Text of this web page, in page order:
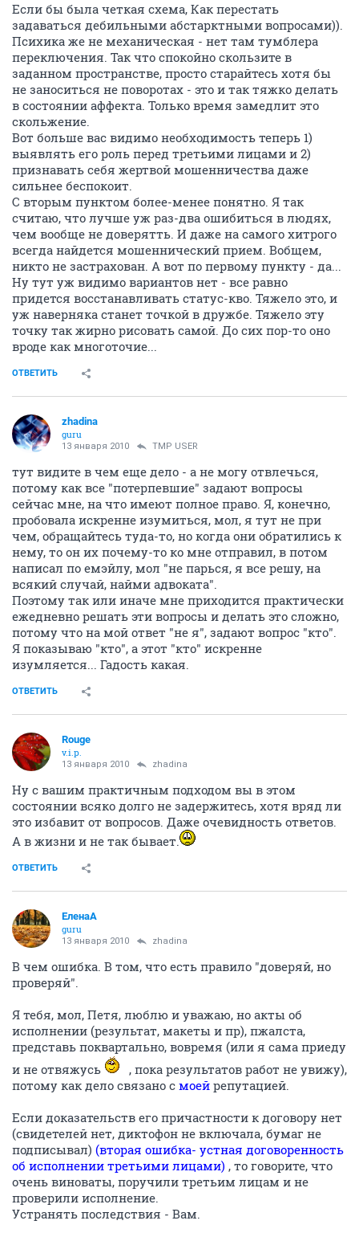
Если бы была четкая схема, Как перестать
задаваться дебильными абстарктными вопросами)).
Психика же не механическая - нет там тумблера
переключения. Так что спокойно скользите в
заданном пространстве, просто старайтесь хотя бы
не заноситься не поворотах - это и так тяжко делать
в состоянии аффекта. Только время замедлит это
скольжение.
Вот больше вас видимо необходимость теперь 1)
выявлять его роль перед третьими лицами и 2)
признавать себя жертвой мошенничества даже
сильнее беспокоит.
С вторым пунктом более-менее понятно. Я так
считаю, что лучше уж раз-два ошибиться в людях,
чем вообще не доверятть. И даже на самого хитрого
всегда найдется мошеннический прием. Вобщем,
никто не застрахован. А вот по первому пункту - да...
Ну тут уж видимо вариантов нет - все равно
придется восстанавливать статус-кво. Тяжело это, и
уж наверняка станет точкой в дружбе. Тяжело эту
точку так жирно рисовать самой. До сих пор-то оно
вроде как многоточие...
ОТВЕТИТЬ
zhadina
guru
13 января 2010 TMP USER
тут видите в чем еще дело - а не могу отвлечься,
потому как все "потерпевшие" задают вопросы
сейчас мне, на что имеют полное право. Я, конечно,
пробовала искренне изумиться, мол, я тут не при
чем, обращайтесь туда-то, но когда они обратились к
нему, то он их почему-то ко мне отправил, в потом
написал по емэйлу, мол "не парься, я все решу, на
всякий случай, найми адвоката".
Поэтому так или иначе мне приходится практически
ежедневно решать эти вопросы и делать это сложно,
потому что на мой ответ "не я", задают вопрос "кто".
Я показываю "кто", а этот "кто" искренне
изумляется... Гадость какая.
ОТВЕТИТЬ
Rouge
v.i.p.
13 января 2010 zhadina
Ну с вашим практичным подходом вы в этом
состоянии всяко долго не задержитесь, хотя вряд ли
это избавит от вопросов. Даже очевидность ответов.
А в жизни и не так бывает.
ОТВЕТИТЬ
ЕленаА
guru
13 января 2010 zhadina
В чем ошибка. В том, что есть правило "доверяй, но
проверяй".
Я тебя, мол, Петя, люблю и уважаю, но акты об
исполнении (результат, макеты и пр), пжалста,
представь поквартально, вовремя (или я сама приеду
и не отвяжусь
, пока результатов работ не увижу),
потому как дело связано с моей репутацией.
Если доказательств его причастности к договору нет
(свидетелей нет, диктофон не включала, бумаг не
подписывал) (вторая ошибка- устная договоренность
об исполнении третьими лицами) , то говорите, что
очень виноваты, поручили третьим лицам и не
проверили исполнение.
Устранять последствия - Вам.